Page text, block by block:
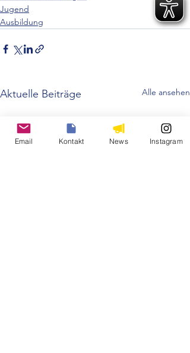
Jugend
Ausbildung
Aktuelle Beiträge Alle ansehen
Email Kontakt News Instagram